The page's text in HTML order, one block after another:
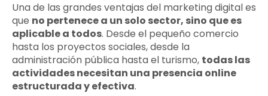
Una de las grandes ventajas del marketing digital es
que no pertenece a un solo sector, sino que es
aplicable a todos. Desde el pequeño comercio
hasta los proyectos sociales, desde la
administración pública hasta el turismo, todas las
actividades necesitan una presencia online
estructurada y efectiva.